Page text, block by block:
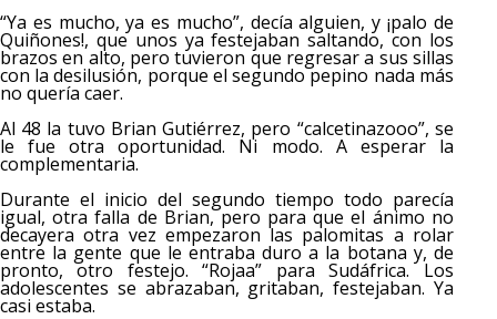
“Ya es mucho, ya es mucho”, decía alguien, y ¡palo de
Quiñones!, que unos ya festejaban saltando, con los
brazos en alto, pero tuvieron que regresar a sus sillas
con la desilusión, porque el segundo pepino nada más
no quería caer.
Al 48 la tuvo Brian Gutiérrez, pero “calcetinazooo”, se
le fue otra oportunidad. Ni modo. A esperar la
complementaria.
Durante el inicio del segundo tiempo todo parecía
igual, otra falla de Brian, pero para que el ánimo no
decayera otra vez empezaron las palomitas a rolar
entre la gente que le entraba duro a la botana y, de
pronto, otro festejo. “Rojaa” para Sudáfrica. Los
adolescentes se abrazaban, gritaban, festejaban. Ya
casi estaba.